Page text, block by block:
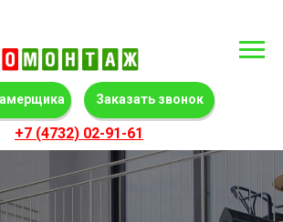
Заказать звонок
+7 (4732) 02-91-61